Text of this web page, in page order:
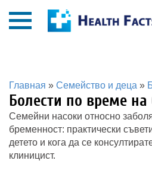
Главная » Семейство и деца »
Болести по време
Семейни насоки относно
бременност: практически
детето и кога да се
клиницист.